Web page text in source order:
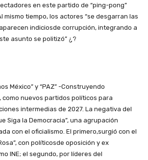
en este partido de “ping-pong”
mismo tiempo, los actores “se desgarran las
indiciosde corrupción, integrando a
asunto se politizó” ¿?
México” y “PAZ” -Construyendo
como nuevos partidos políticos para
intermedias de 2027. La negativa del
Siga la Democracia”, una agrupación
con el oficialismo. El primero,surgió con el
con políticosde oposición y ex
INE; el segundo, por líderes del